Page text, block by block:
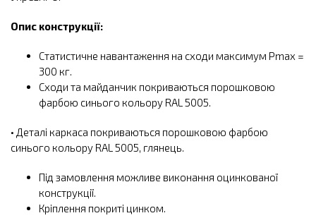
Опис конструкції:
Статистичне навантаження на сходи максимум Pmax =
300 кг.
Сходи та майданчик покриваються порошковою
фарбою синього кольору RAL 5005.
• Деталі каркаса покриваються порошковою фарбою
синього кольору RAL 5005, глянець.
Під замовлення можливе виконання оцинкованої
конструкції.
Кріплення покриті цинком.